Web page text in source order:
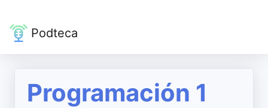
Podteca
Programación 1